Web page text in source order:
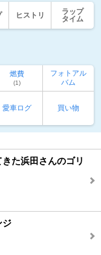
ヒストリ
ラップ
タイム
燃費
(1)
フォトアル
バム
愛車ログ 買い物
た浜田さんのゴリ
ジ